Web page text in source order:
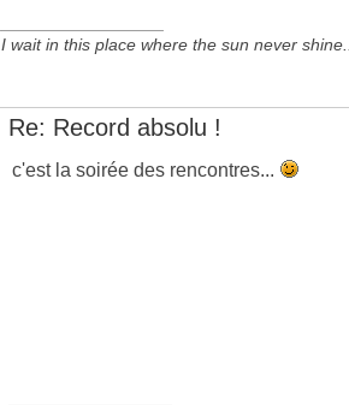
I wait in this place where the sun never shine...
Re: Record absolu !
c'est la soirée des rencontres...